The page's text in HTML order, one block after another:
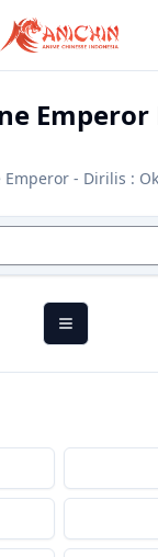
Emperor
Emperor - Dirilis :